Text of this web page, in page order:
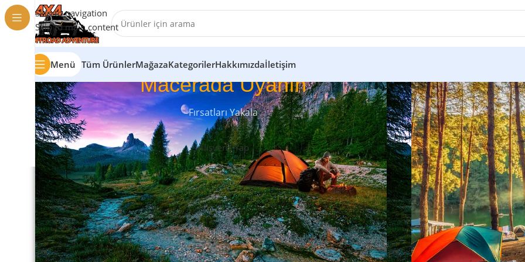
Skip to navigation
Skip to main content
Menü Tüm ÜrünlerMağazaKategorilerHakkımızdaİletişim
Macerada Uyanın
Fırsatları Yakala
Alışveriş Yap